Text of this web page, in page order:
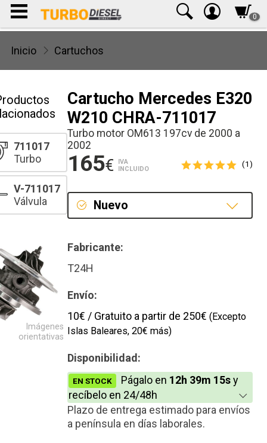
0
Inicio Cartuchos
Cartucho Mercedes E320
W210 CHRA-711017
Turbo motor OM613 197cv de 2000 a
2002
165€
IVA
INCLUIDO
(1)
Nuevo
Fabricante:
T24H
Envío:
10€ / Gratuito a partir de 250€ (Excepto
Islas Baleares, 20€ más)
Disponibilidad:
EN STOCK Págalo en 12h 39m 15sy
recíbelo en 24/48h
Plazo de entrega estimado para envíos
a península en días laborales.
Imágenes
orientativas
711017
Turbo
V-711017
Válvula